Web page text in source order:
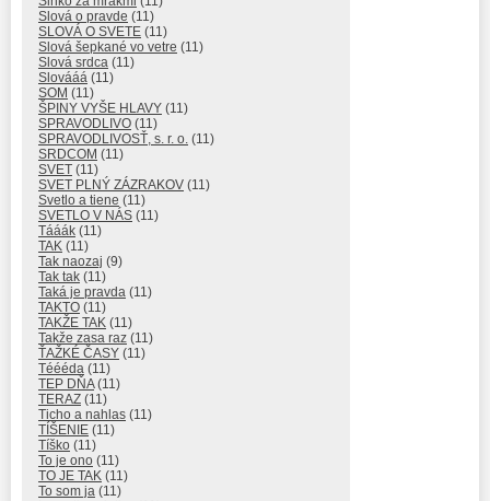
Slová o pravde (11)
SLOVÁ O SVETE (11)
Slová šepkané vo vetre (11)
Slová srdca (11)
Slovááá (11)
SOM (11)
ŠPINY VYŠE HLAVY (11)
SPRAVODLIVO (11)
SPRAVODLIVOSŤ, s. r. o. (11)
SRDCOM (11)
SVET (11)
SVET PLNÝ ZÁZRAKOV (11)
Svetlo a tiene (11)
SVETLO V NÁS (11)
Tááák (11)
TAK (11)
Tak naozaj (9)
Tak tak (11)
Taká je pravda (11)
TAKTO (11)
TAKŽE TAK (11)
Takže zasa raz (11)
ŤAŽKÉ ČASY (11)
Téééda (11)
TEP DŇA(11)
TERAZ (11)
Ticho a nahlas (11)
TÍŠENIE (11)
Tíško (11)
To je ono (11)
TO JE TAK (11)
To som ja (11)